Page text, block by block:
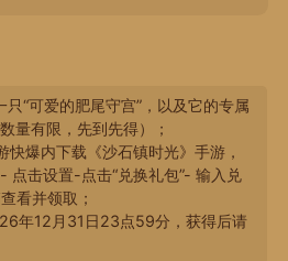
“可爱的肥尾守宫”，以及它的专属
量有限，先到先得）；
爆内下载《沙石镇时光》手游，
点击设置-点击“兑换礼包”- 输入兑
看并领取；
年12月31日23点59分，获得后请